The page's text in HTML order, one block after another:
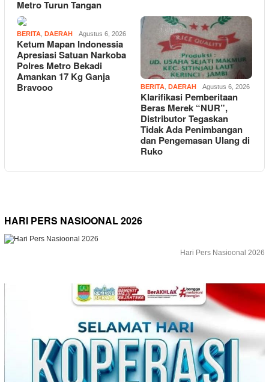
Metro Turun Tangan
BERITA DAERAH Agustus 6, 2026
Ketum Mapan Indonessia
Apresiasi Satuan Narkoba
Polres Metro Bekadi
Amankan 17 Kg Ganja
Bravooo
BERITA DAERAH Agustus 6, 2026
Klarifikasi Pemberitaan
Beras Merek “NUR”,
Distributor Tegaskan
Tidak Ada Penimbangan
dan Pengemasan Ulang di
Ruko
HARI PERS NASIOONAL 2026
Hari Pers Nasioonal 2026